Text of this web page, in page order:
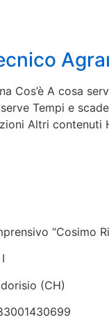
Cos’è A cosa
Tempi e
Altri contenuti
“Cosimo
(CH)